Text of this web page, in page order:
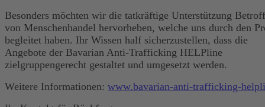
Besonders möchten wir die tatkräftige Unterstützung
von Menschenhandel hervorheben, welche uns durch den
begleitet haben. Ihr Wissen half sicherzustellen, dass die
Angebote der Bavarian Anti-Trafficking HELPline
zielgruppengerecht gestaltet und umgesetzt werden.
Weitere Informationen: www.bavarian-anti-trafficking-